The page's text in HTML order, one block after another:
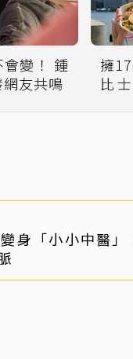
變！ 鍾
友共鳴
擁
比
身「小小中醫」